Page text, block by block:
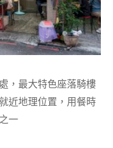
，最大特色座落騎樓
近地理位置，用餐時
一